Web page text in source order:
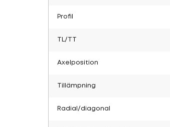
Profil
TL/TT
Axelposition
Tillämpning
Radial/diagonal